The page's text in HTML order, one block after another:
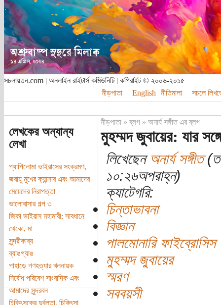
সচলায়তন.com | অনলাইন রাইটার্স কমিউনিটি | কপিরাইট © ২০০৬-২০১৫
নীড়পাতা
English নীতিমালা সচলে
লেখকের অন্যান্য
লেখা
প্যাপিলোমা ভাইরাসের সংক্রমণ,
জরায়ু মুখের ক্যান্সার এবং আমাদের
মেয়েদের নিরাপত্তা
ভালোবাসার গল্প ৩
জিকা ভাইরাস মহামারী: সাবধানে
থেকো, মা
সুন্দরীকাব্য
ব্যাঙগ্যাঙ
পাহাড়ে গণহত্যার খলনায়ক
নির্বোধ পরিবেশ সাংবাদিক এবং
আমাদের সুন্দরবন
চিকিৎসকের দুর্বলতা, চিকিৎসা
নীড়পাতা»ব্লগ» অনার্য সঙ্গীত এর ব্লগ
মুহম্মদ জুবায়ের: যার
লিখেছেন অনার্য সঙ্গীত
১০:২৬অপরাহ্ন)
ক্যাটেগরি:
চিন্তাভাবনা
বিজ্ঞান
পালমোনারি ফাইব্রোসিস
মুহম্মদ জুবায়ের
স্মরণ
সববয়সী